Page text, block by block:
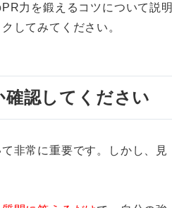
場合
ださい。
さい。
力を鍛えるコツについて説明
してみてください。
認してください
非常に重要です。しかし、見